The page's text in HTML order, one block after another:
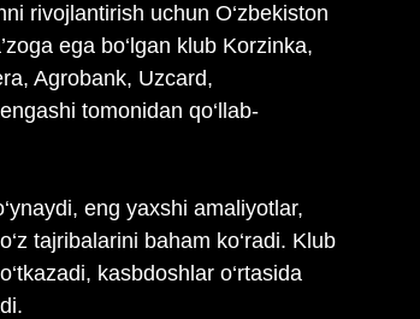
rivojlantirish uchun O‘zbekiston
ega bo‘lgan klub Korzinka,
Agrobank, Uzcard,
tomonidan qo‘llab-
eng yaxshi amaliyotlar,
tajribalarini baham ko‘radi. Klub
kasbdoshlar o‘rtasida